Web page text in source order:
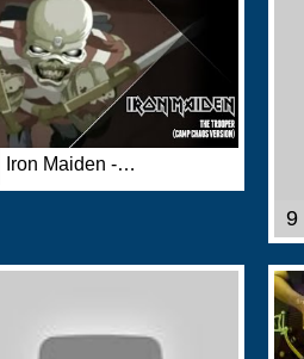
Iron Maiden -…
9